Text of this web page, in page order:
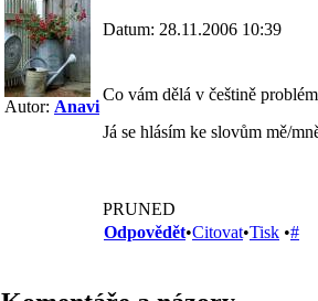
Autor: Anavi
Datum: 28.11.2006 10:39
Co vám dělá v češtině
Já se hlásím ke slovům mě/
PRUNED
Odpovědět•Citovat•Tisk •#